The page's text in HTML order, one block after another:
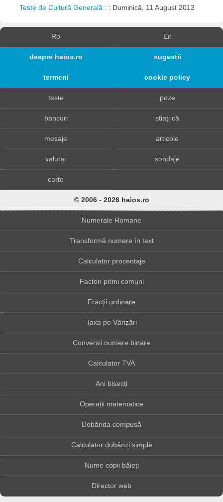
Teste de Cultură Generală : : Duminică, 11 August 2013
Ro En
despre haios.ro sugestii
termeni cookie policy
teste poze
bancuri știați că
mesaje articole
valutar sondaje
carte
© 2006 - 2026 haios.ro
Numerale Romane
Transformă numere în text
Calculator procentaje
Factori primi comuni
Fracții ordinare
Taxa pe Vânzări
Conversii numere binare
Calculator TVA
Ani bisecți
Operații matematice
Dobânda compusă
Calculator dobânzi simple
Nume copii băieți
Director web